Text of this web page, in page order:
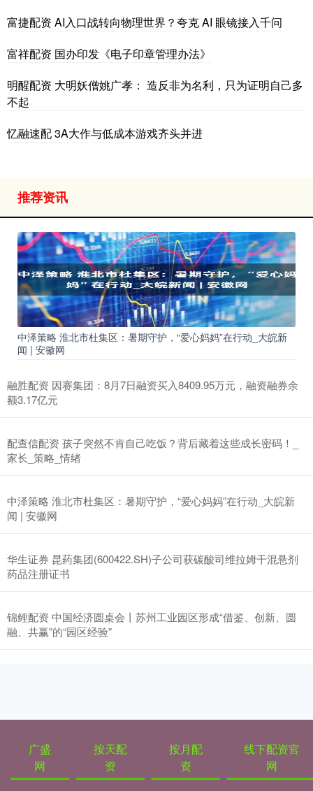
富捷配资 AI入口战转向物理世界？夸克 AI 眼镜接入千问
富祥配资 国办印发《电子印章管理办法》
明醒配资 大明妖僧姚广孝： 造反非为名利，只为证明自己多
不起
忆融速配 3A大作与低成本游戏齐头并进
推荐资讯
中泽策略 淮北市杜集区：暑期守护，“爱心妈妈”在行动_大皖新
闻 | 安徽网
融胜配资 因赛集团：8月7日融资买入8409.95万元，融资融券余
额3.17亿元
配查信配资 孩子突然不肯自己吃饭？背后藏着这些成长密码！_
家长_策略_情绪
中泽策略 淮北市杜集区：暑期守护，“爱心妈妈”在行动_大皖新
闻 | 安徽网
华生证券 昆药集团(600422.SH)子公司获碳酸司维拉姆干混悬剂
药品注册证书
锦鲤配资 中国经济圆桌会丨苏州工业园区形成“借鉴、创新、圆
融、共赢”的“园区经验”
广盛
网
按天配
资
按月配
资
线下配资官
网